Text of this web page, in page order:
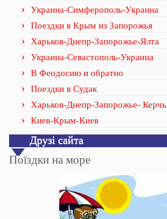
Украина-Симферополь-Украина
Поездки в Крым из Запорожья
Харьков-Днепр-Запорожье-Ялта
Украина-Севастополь-Украина
В Феодосию и обратно
Поездки в Судак
Харьков-Днепр-Запорожье- Керчь
Киев-Крым-Киев
Друзі сайта
Поїздки на море